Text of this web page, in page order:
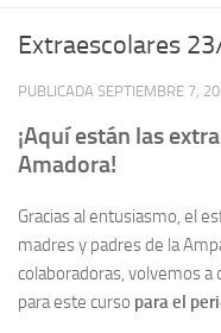
Extraescolares
PUBLICADA SEPTIEMBRE 7,
¡Aquí están las
Amadora!
Gracias al entusiasmo, el
madres y padres de la
colaboradoras, volvemos a
para este curso para el